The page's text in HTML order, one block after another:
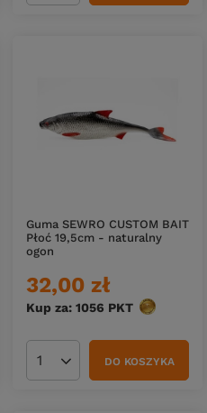
Guma SEWRO CUSTOM BAIT
Płoć 19,5cm - naturalny
ogon
32,00 zł
Kup za: 1056 PKT punktów
Ilość produktówDO KOSZYKA